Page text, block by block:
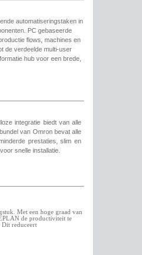
automatiseringstaken in
PC gebaseerde
flows, machines en
de verdeelde multi-user
hub voor een brede,
integratie biedt van alle
van Omron bevat alle
prestaties, slim en
snelle installatie.
Met een hoge graad van
de productiviteit te
Dit reduceert